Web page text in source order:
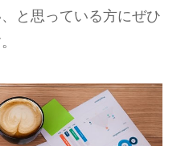
と思っている方にぜひ